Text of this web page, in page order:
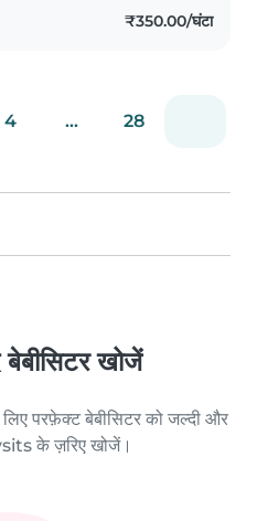
₹350.00/घंटा
4 ... 28
खोजें
लिए परफ़ेक्ट बेबीसिटर को जल्दी और
के ज़रिए खोजें।